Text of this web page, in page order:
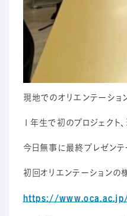
現地でのオリエンテーショ
１年生で初のプロジェクト
今日無事に最終プレゼンテ
初回オリエンテーションの
https://